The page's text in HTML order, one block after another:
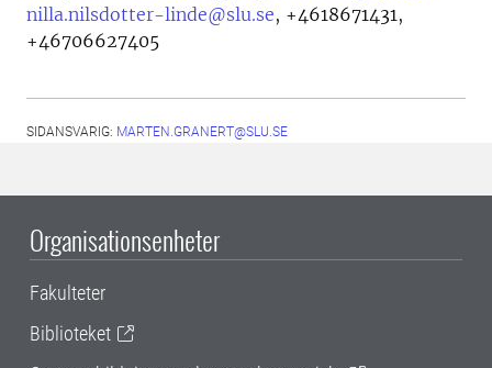
nilla.nilsdotter-linde@slu.se, +4618671431,
+46706627405
SIDANSVARIG: MARTEN.GRANERT@SLU.SE
Organisationsenheter
Fakulteter
Biblioteket